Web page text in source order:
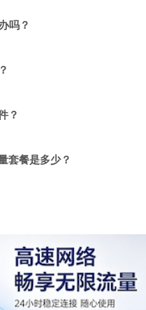
吗？
？
套餐是多少？